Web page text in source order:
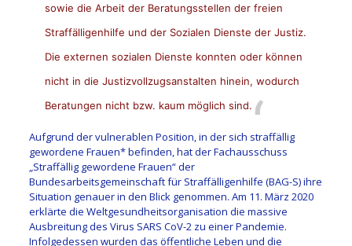
sowie die Arbeit der Beratungsstellen der freien
Straffälligenhilfe und der Sozialen Dienste der Justiz.
Die externen sozialen Dienste konnten oder können
nicht in die Justizvollzugsanstalten hinein, wodurch
Beratungen nicht bzw. kaum möglich sind.
Aufgrund der vulnerablen Position, in der sich straffällig
gewordene Frauen* befinden, hat der Fachausschuss
„Straffällig gewordene Frauen“ der
Bundesarbeitsgemeinschaft für Straffälligenhilfe (BAG-S) ihre
Situation genauer in den Blick genommen. Am 11. März 2020
erklärte die Weltgesundheitsorganisation die massive
Ausbreitung des Virus SARS CoV-2 zu einer Pandemie.
Infolgedessen wurden das öffentliche Leben und die